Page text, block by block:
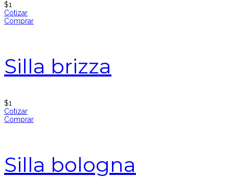
$1
Cotizar
Comprar
Silla brizza
$1
Cotizar
Comprar
Silla bologna